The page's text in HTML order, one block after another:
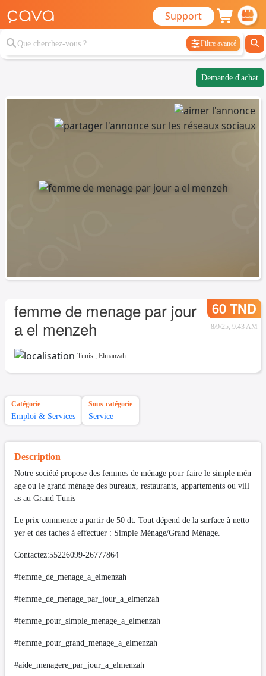
Support
Filtre avancé
Demande d'achat
femme de menage par jour
a el menzeh
60 TND
8/9/25, 9:43 AM
Tunis , Elmanzah
Catégorie
Emploi & Services
Sous-catégorie
Service
Description
Notre société propose des femmes de ménage pour faire le simple mén
age ou le grand ménage des bureaux, restaurants, appartements ou vill
as au Grand Tunis
Le prix commence a partir de 50 dt. Tout dépend de la surface à netto
yer et des taches à effectuer : Simple Ménage/Grand Ménage.
Contactez:55226099-26777864
#femme_de_menage_a_elmenzah
#femme_de_menage_par_jour_a_elmenzah
#femme_pour_simple_menage_a_elmenzah
#femme_pour_grand_menage_a_elmenzah
#aide_menagere_par_jour_a_elmenzah